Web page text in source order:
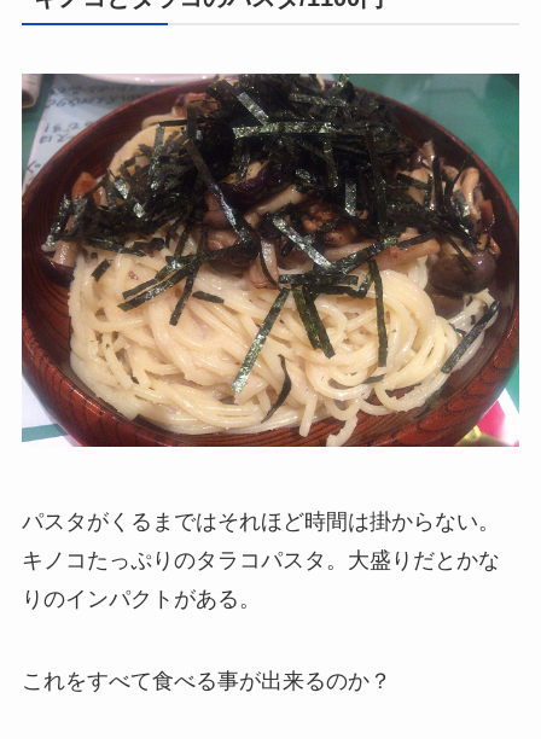
パスタがくるまではそれほど時間は掛からない。
キノコたっぷりのタラコパスタ。大盛りだとかな
りのインパクトがある。
これをすべて食べる事が出来るのか？